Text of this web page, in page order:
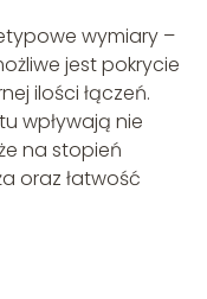
wymiary –
jest pokrycie
ilości łączeń.
wpływają nie
na stopień
oraz łatwość